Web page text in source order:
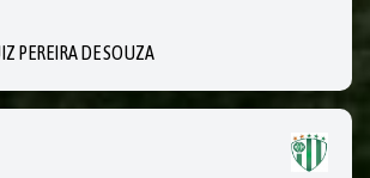
PEREIRA DE SOUZA